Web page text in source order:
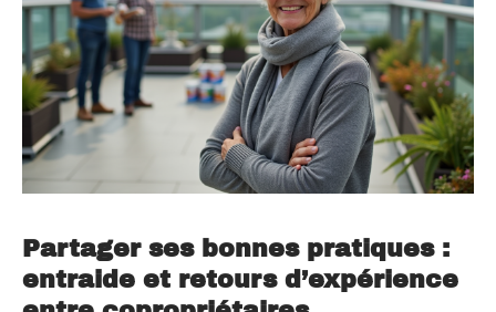
Partager ses bonnes pratiques :
entraide et retours d’expérience